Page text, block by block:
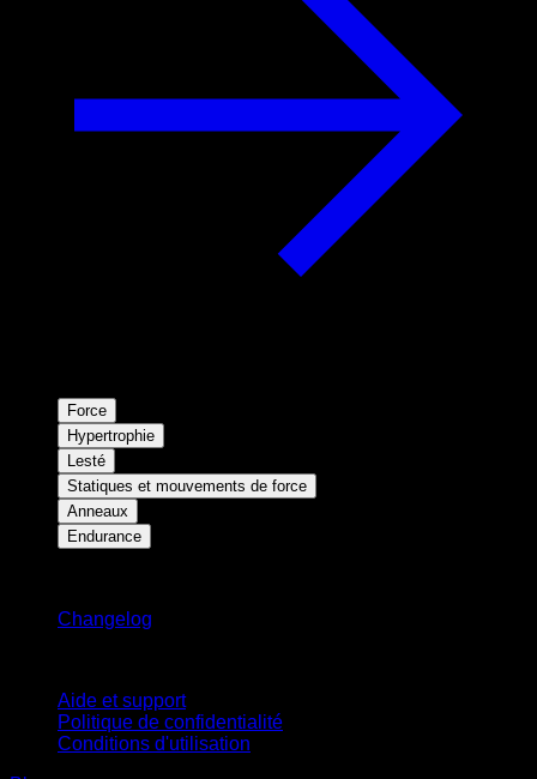
Force
Hypertrophie
Lesté
Statiques et mouvements de force
Anneaux
Endurance
Changelog
Aide et support
Politique de confidentialité
Conditions d'utilisation